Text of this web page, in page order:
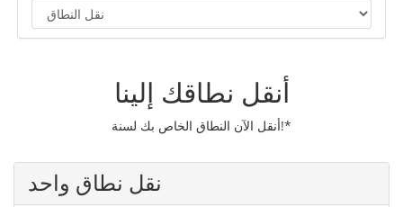
أنقل نطاقك إلينا
أنقل الآن النطاق الخاص بك لسنة!*
نقل نطاق واحد